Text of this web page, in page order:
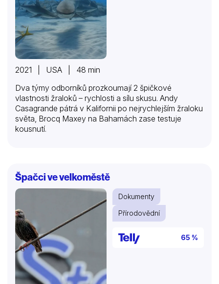
2021 | USA | 48 min
Dva týmy odborníků prozkoumají 2 špičkové
vlastnosti žraloků – rychlosti a sílu skusu. Andy
Casagrande pátrá v Kalifornii po nejrychlejším žraloku
světa, Brocq Maxey na Bahamách zase testuje
kousnutí.
Špačci ve velkoměstě
Dokumenty
Přírodovědní
65 %